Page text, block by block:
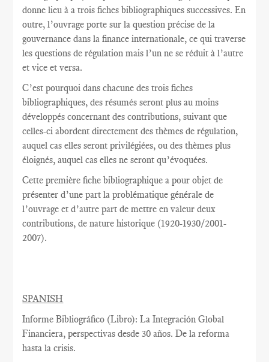
donne lieu à a trois fiches bibliographiques successives. En
outre, l’ouvrage porte sur la question précise de la
gouvernance dans la finance internationale, ce qui traverse
les questions de régulation mais l’un ne se réduit à l’autre
et vice et versa.
C’est pourquoi dans chacune des trois fiches
bibliographiques, des résumés seront plus au moins
développés concernant des contributions, suivant que
celles-ci abordent directement des thèmes de régulation,
auquel cas elles seront privilégiées, ou des thèmes plus
éloignés, auquel cas elles ne seront qu’évoquées.
Cette première fiche bibliographique a pour objet de
présenter d’une part la problématique générale de
l’ouvrage et d’autre part de mettre en valeur deux
contributions, de nature historique (1920-1930/2001-
2007).
SPANISH
Informe Bibliográfico (Libro): La Integración Global
Financiera, perspectivas desde 30 años. De la reforma
hasta la crisis.